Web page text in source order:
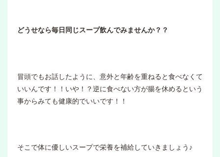
どうせなら毎日同じスープ飲んでみませんか？？
冒頭でもお話したように、意外と年齢を重ねると食べなくて
いいんです！！いや！？逆に食べない方が腸を休めるという
事からみても健康的でいいです！！
そこで体に優しいスープで栄養を補給していきましょう♪